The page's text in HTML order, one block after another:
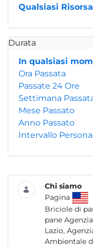
Qualsiasi Risorsa
Durata
In qualsiasi
Ora Passata
Passate 24 Ore
Settimana
Mese Passato
Anno Passato
Intervallo
Chi siamo
Pagina
Briciole di
pane
Lazio,
Ambientale